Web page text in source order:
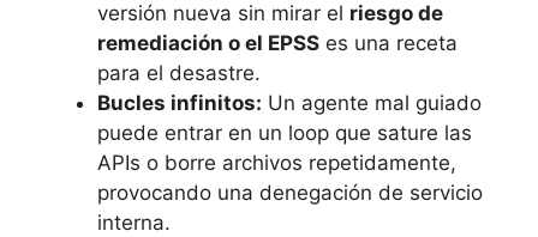
versión nueva sin mirar el riesgo de
remediación o el EPSS es una receta
para el desastre.
Bucles infinitos: Un agente mal guiado
puede entrar en un loop que sature las
APIs o borre archivos repetidamente,
provocando una denegación de servicio
interna.